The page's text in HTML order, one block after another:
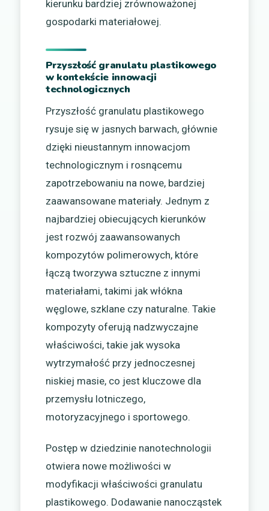
kierunku bardziej zrównoważonej
gospodarki materiałowej.
Przyszłość granulatu plastikowego
w kontekście innowacji
technologicznych
Przyszłość granulatu plastikowego
rysuje się w jasnych barwach, głównie
dzięki nieustannym innowacjom
technologicznym i rosnącemu
zapotrzebowaniu na nowe, bardziej
zaawansowane materiały. Jednym z
najbardziej obiecujących kierunków
jest rozwój zaawansowanych
kompozytów polimerowych, które
łączą tworzywa sztuczne z innymi
materiałami, takimi jak włókna
węglowe, szklane czy naturalne. Takie
kompozyty oferują nadzwyczajne
właściwości, takie jak wysoka
wytrzymałość przy jednoczesnej
niskiej masie, co jest kluczowe dla
przemysłu lotniczego,
motoryzacyjnego i sportowego.
Postęp w dziedzinie nanotechnologii
otwiera nowe możliwości w
modyfikacji właściwości granulatu
plastikowego. Dodawanie nanocząstek